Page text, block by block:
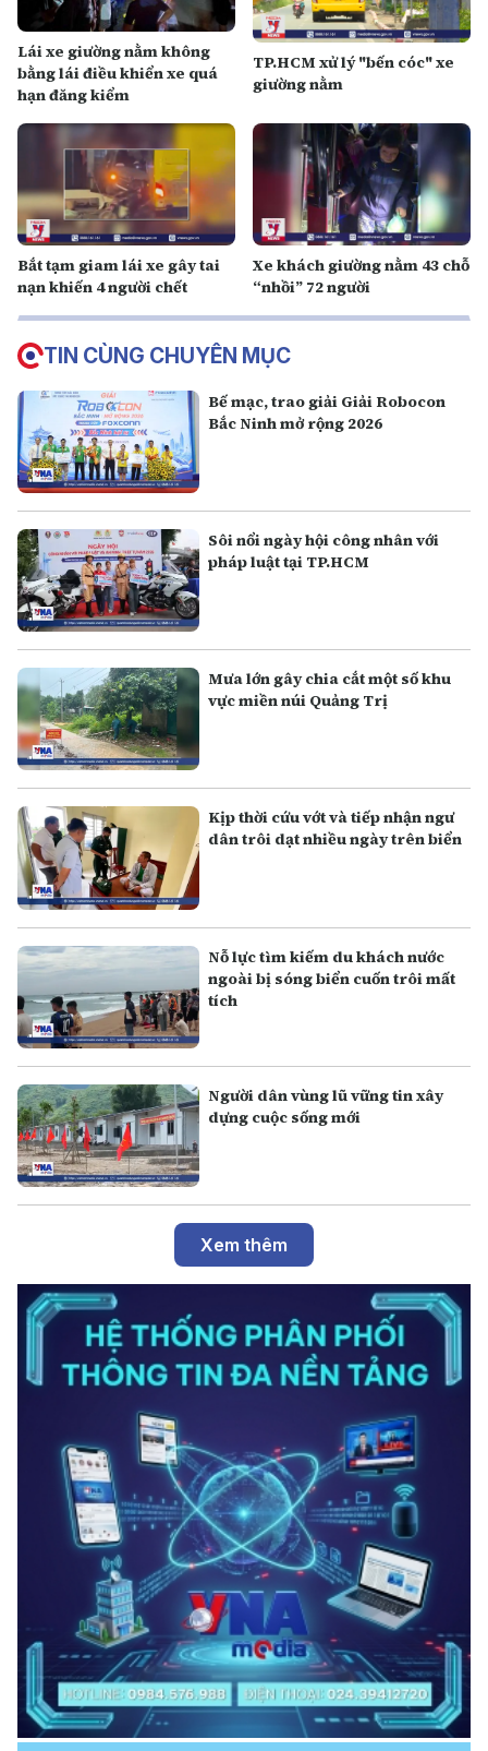
Lái xe giường nằm không
bằng lái điều khiển xe quá
hạn đăng kiểm
TP.HCM xử lý "bến cóc" xe
giường nằm
Bắt tạm giam lái xe gây tai
nạn khiến 4 người chết
Xe khách giường nằm 43 chỗ
“nhồi” 72 người
TIN CÙNG CHUYÊN MỤC
Bế mạc, trao giải Giải Robocon
Bắc Ninh mở rộng 2026
Sôi nổi ngày hội công nhân với
pháp luật tại TP.HCM
Mưa lớn gây chia cắt một số khu
vực miền núi Quảng Trị
Kịp thời cứu vớt và tiếp nhận ngư
dân trôi dạt nhiều ngày trên biển
Nỗ lực tìm kiếm du khách nước
ngoài bị sóng biển cuốn trôi mất
tích
Người dân vùng lũ vững tin xây
dựng cuộc sống mới
Xem thêm